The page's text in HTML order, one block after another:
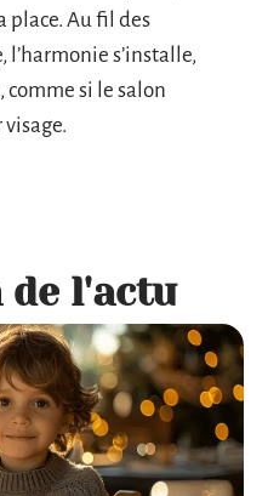
place. Au fil des
l’harmonie s’installe,
si le salon
de l'actu